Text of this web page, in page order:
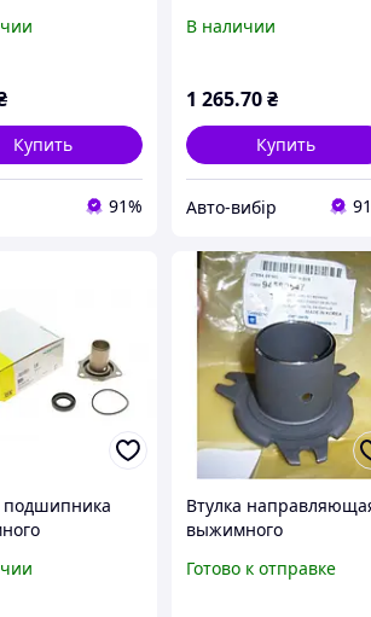
94-05
Купить
91%
A6/ VW Passat 94-05
В наличии
1 265.70₴
Купить
Авто-вибір
подшипника
94-05
Втулка
выжимного
Готово к отправке